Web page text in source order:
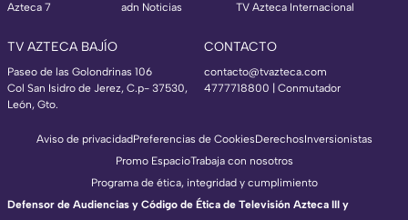
Azteca 7
adn Noticias
TV Azteca Internacional
TV AZTECA BAJÍO
Paseo de las Golondrinas 106
Col San Isidro de Jerez, C.p- 37530,
León, Gto.
CONTACTO
contacto@tvazteca.com
4777718800 | Conmutador
Aviso de privacidadPreferencias de CookiesDerechosInversionistas
Promo EspacioTrabaja con nosotros
Programa de ética, integridad y cumplimiento
Defensor de Audiencias y Código de Ética de Televisión Azteca III y